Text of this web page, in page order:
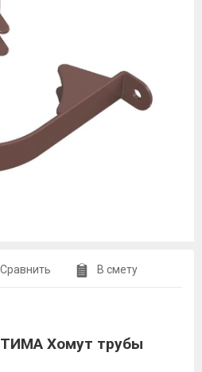
Сравнить В смету
Хомут трубы